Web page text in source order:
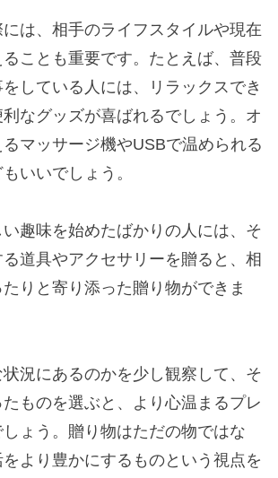
は、相手のライフスタイルや現在
ことも重要です。たとえば、普段
している人には、リラックスでき
なグッズが喜ばれるでしょう。オ
マッサージ機やUSBで温められる
いいでしょう。
い趣味を始めたばかりの人には、そ
道具やアクセサリーを贈ると、相
りと寄り添った贈り物ができま
況にあるのかを少し観察して、そ
ものを選ぶと、より心温まるプレ
ょう。贈り物はただの物ではな
をより豊かにするものという視点を